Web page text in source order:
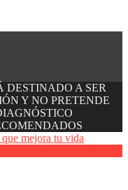
DESTINADO A SER
Y NO PRETENDE